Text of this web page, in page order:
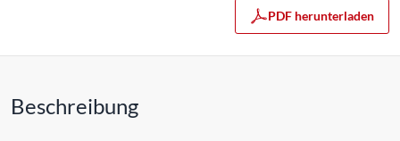
PDF herunterladen
Beschreibung